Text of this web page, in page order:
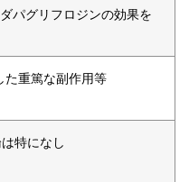
パグリフロジンの効果を
重篤な副作用等
特になし